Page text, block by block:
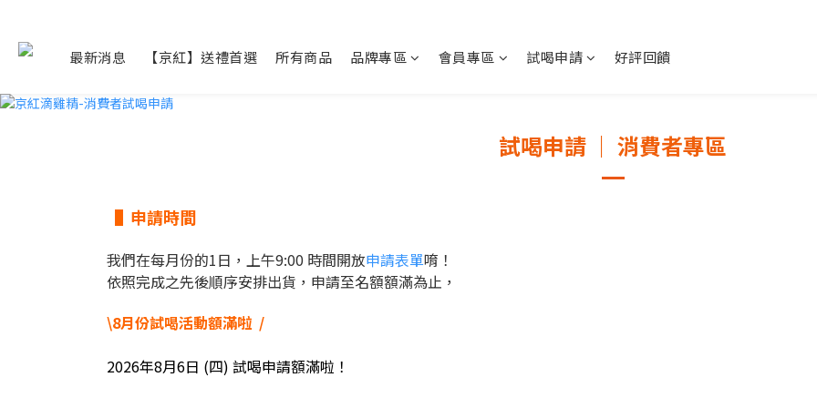
最新消息 【京紅】送禮首選 所有商品 品牌專區 會員專區 試喝申請 好評回饋
試喝申請 ｜ 消費者專區
▐ 申請時間
我們在每月份的1日，上午9:00 時間開放申請表單唷！
依照完成之先後順序安排出貨，申請至名額額滿為止，
\8月份試喝活動額滿啦 /
2026年8月6日 (四) 試喝申請額滿啦！